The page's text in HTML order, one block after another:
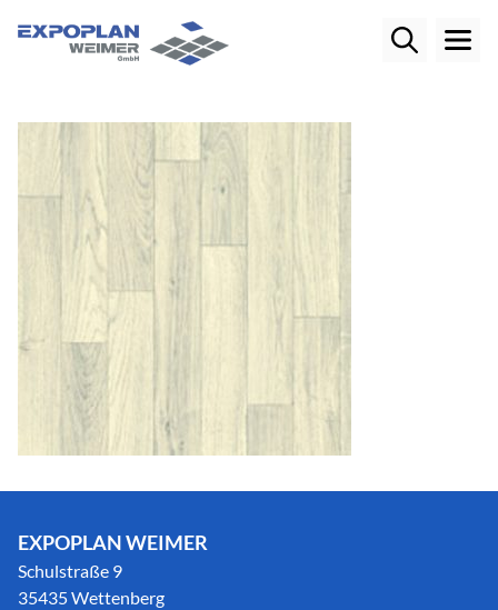
EXPOPLAN WEIMER
Schulstraße 9
35435 Wettenberg